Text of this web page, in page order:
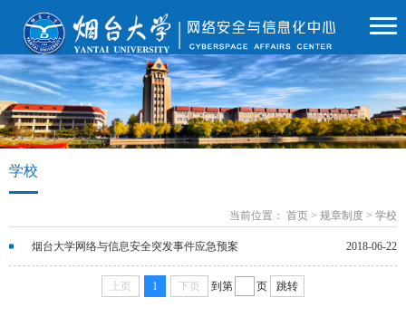
学校
当前位置： 首页 > 规章制度 > 学校
烟台大学网络与信息安全突发事件应急预案 2018-06-22
上页 1 下页 到第 页 跳转